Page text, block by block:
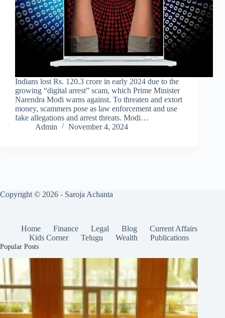
Indians lost Rs. 120.3 crore in early 2024 due to the
growing “digital arrest” scam, which Prime Minister
Narendra Modi warns against. To threaten and extort
money, scammers pose as law enforcement and use
fake allegations and arrest threats. Modi…
Admin
November 4, 2024
Copyright © 2026 - Saroja Achanta
Home Finance Legal Blog
Current Affairs
Kids Corner
Telugu Wealth Publications
Popular Posts